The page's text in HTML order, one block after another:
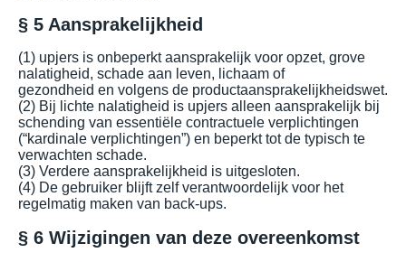
§ 5 Aansprakelijkheid
(1) upjers is onbeperkt aansprakelijk voor opzet, grove
nalatigheid, schade aan leven, lichaam of
gezondheid en volgens de productaansprakelijkheidswet.
(2) Bij lichte nalatigheid is upjers alleen aansprakelijk bij
schending van essentiële contractuele verplichtingen
(“kardinale verplichtingen”) en beperkt tot de typisch te
verwachten schade.
(3) Verdere aansprakelijkheid is uitgesloten.
(4) De gebruiker blijft zelf verantwoordelijk voor het
regelmatig maken van back-ups.
§ 6 Wijzigingen van deze overeenkomst